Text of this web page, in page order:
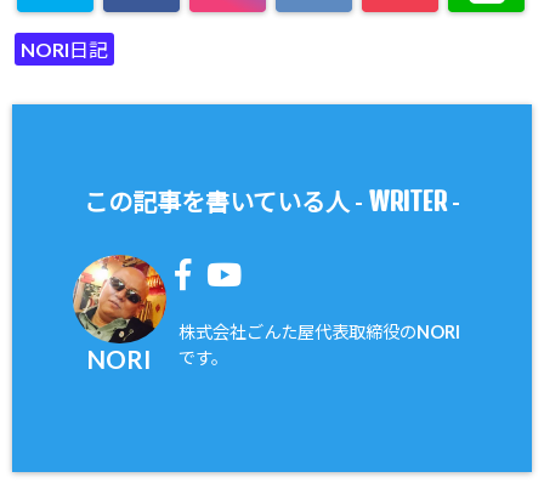
NORI日記
この記事を書いている人 - WRITER-
NORI
株式会社ごんた屋代表取締役のNORI
です。